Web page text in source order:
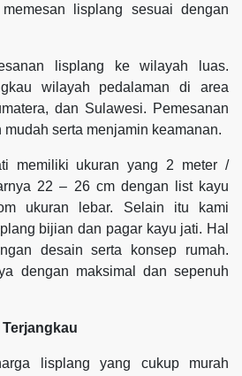
lisplang sesuai dengan
lisplang ke wilayah luas.
wilayah pedalaman di area
dan Sulawesi. Pemesanan
serta menjamin keamanan.
memiliki ukuran yang 2 meter /
22 – 26 cm dengan list kayu
ukuran lebar. Selain itu kami
bijian dan pagar kayu jati. Hal
desain serta konsep rumah.
dengan maksimal dan sepenuh
lisplang yang cukup murah